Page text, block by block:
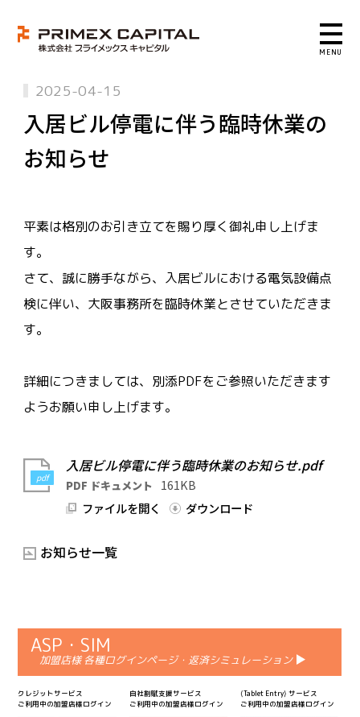
2025-04-15
入居ビル停電に伴う臨時休業の
お知らせ
平素は格別のお引き立てを賜り厚く御礼申し上げま
す。
さて、誠に勝手ながら、入居ビルにおける電気設備点
検に伴い、大阪事務所を臨時休業とさせていただきま
す。
詳細につきましては、別添PDFをご参照いただきます
ようお願い申し上げます。
pdf
入居ビル停電に伴う臨時休業のお知らせ.pdf
PDF ドキュメント 161KB
ファイルを開く
ダウンロード
お知らせ一覧
ASP・SIM
加盟店様 各種ログインページ・返済シミュレーション
クレジットサービス
ご利用中の加盟店様ログイン
自社割賦支援サービス
ご利用中の加盟店様ログイン
⟨Tablet Entry⟩ サービス
ご利用中の加盟店様ログイン